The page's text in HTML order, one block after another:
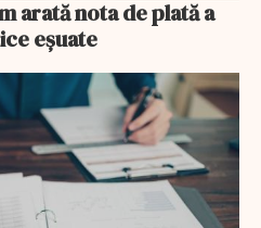
arată nota de plată a
eșuate